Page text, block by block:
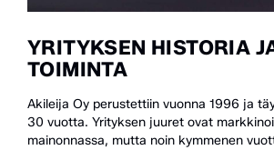
YRITYKSEN HISTORIA
TOIMINTA
Akileija Oy perustettiin vuonna 1996 ja
30 vuotta. Yrityksen juuret ovat
mainonnassa, mutta noin kymmenen